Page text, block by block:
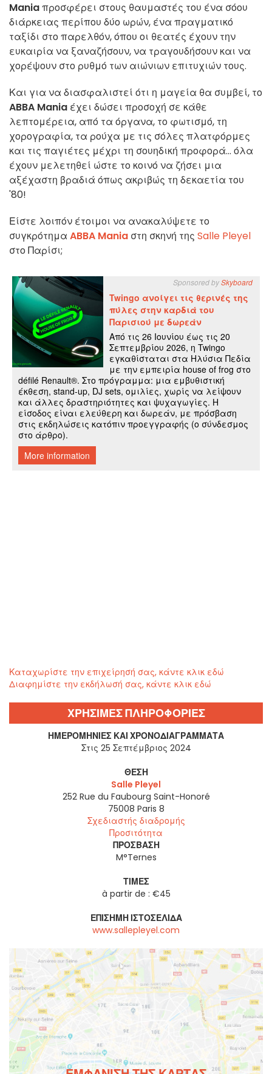
Maniaπροσφέρει στους θαυμαστές του ένα σόου
διάρκειας περίπου δύο ωρών, ένα πραγματικό
ταξίδι στο παρελθόν, όπου οι θεατές έχουν την
ευκαιρία να ξαναζήσουν, να τραγουδήσουν και να
χορέψουν στο ρυθμό των αιώνιων επιτυχιών τους.
Και για να διασφαλιστεί ότι η μαγεία θα συμβεί, το
ABBA Mania έχει δώσει προσοχή σε κάθε
λεπτομέρεια, από τα όργανα, το φωτισμό, τη
χορογραφία, τα ρούχα με τις σόλες πλατφόρμες
και τις παγιέτες μέχρι τη σουηδική προφορά... όλα
έχουν μελετηθεί ώστε το κοινό να ζήσει μια
αξέχαστη βραδιά όπως ακριβώς τη δεκαετία του
'80!
Είστε λοιπόν έτοιμοι να ανακαλύψετε το
συγκρότημα ABBA Mania στη σκηνή της Salle Pleyel
στο Παρίσι;
Καταχωρίστε την επιχείρησή σας, κάντε κλικ εδώ
Διαφημίστε την εκδήλωσή σας, κάντε κλικ εδώ
ΧΡΗΣΙΜΕΣ ΠΛΗΡΟΦΟΡΙΕΣ
ΗΜΕΡΟΜΗΝΊΕΣ ΚΑΙ ΧΡΟΝΟΔΙΑΓΡΆΜΜΑΤΑ
Στις 25 Σεπτέμβριος 2024
ΘΈΣΗ
Salle Pleyel
252 Rue du Faubourg Saint-Honoré
75008 Paris 8
Σχεδιαστής διαδρομής
Προσιτότητα
ΠΡΌΣΒΑΣΗ
M°Ternes
ΤΙΜΈΣ
à partir de : €45
ΕΠΊΣΗΜΗ ΙΣΤΟΣΕΛΊΔΑ
www.sallepleyel.com